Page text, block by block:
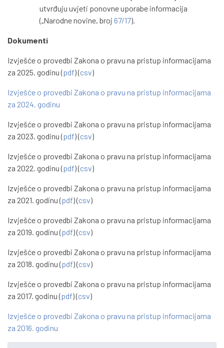
utvrđuju uvjeti ponovne uporabe informacija
(„Narodne novine, broj 67/17).
Dokumenti
Izvješće o provedbi Zakona o pravu na pristup informacijama
za 2025. godinu (pdf) (csv)
Izvješće o provedbi Zakona o pravu na pristup informacijama
za 2024. godinu
Izvješće o provedbi Zakona o pravu na pristup informacijama
za 2023. godinu (pdf) (csv)
Izvješće o provedbi Zakona o pravu na pristup informacijama
za 2022. godinu (pdf) (csv)
Izvješće o provedbi Zakona o pravu na pristup informacijama
za 2021. godinu (pdf) (csv)
Izvješće o provedbi Zakona o pravu na pristup informacijama
za 2019. godinu (pdf) (csv)
Izvješće o provedbi Zakona o pravu na pristup informacijama
za 2018. godinu (pdf) (csv)
Izvješće o provedbi Zakona o pravu na pristup informacijama
za 2017. godinu (pdf) (csv)
Izvješće o provedbi Zakona o pravu na pristup informacijama
za 2016. godinu